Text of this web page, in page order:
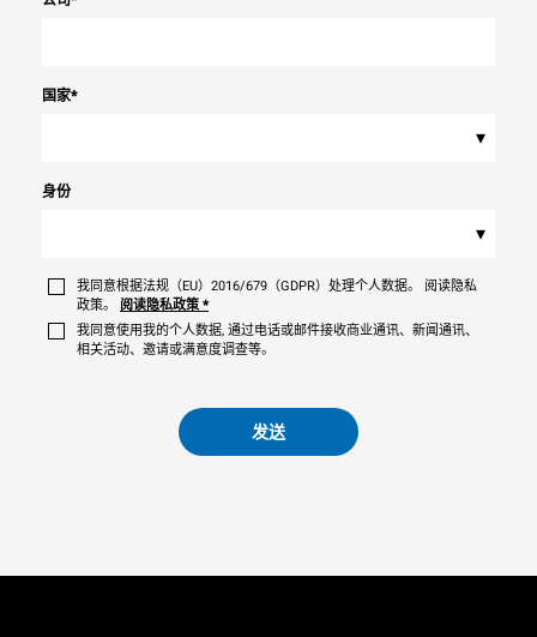
国家*
▾
身份
▾
我同意根据法规（EU）2016/679（GDPR）处理个人数据。 阅读隐私
政策。
阅读隐私政策 *
我同意使用我的个人数据, 通过电话或邮件接收商业通讯、新闻通讯、
相关活动、邀请或满意度调查等。
发送